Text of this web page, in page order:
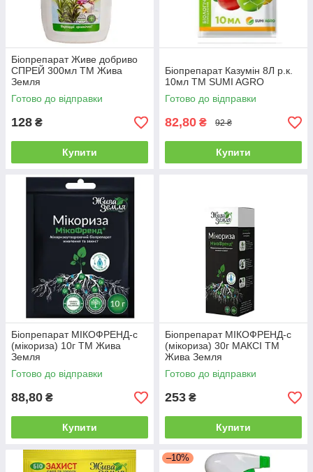
Біопрепарат Живе добриво
СПРЕЙ 300мл ТМ Жива
Земля
Готово до відправки
128 ₴
Купити
Біопрепарат Казумін 8Л р.к.
10мл ТМ SUMI AGRO
Готово до відправки
82,80 ₴ 92 ₴
Купити
Біопрепарат МІКОФРЕНД-с
(мікориза) 10г ТМ Жива
Земля
Готово до відправки
88,80 ₴
Купити
Біопрепарат МІКОФРЕНД-с
(мікориза) 30г МАКСІ ТМ
Жива Земля
Готово до відправки
253 ₴
Купити
–10%